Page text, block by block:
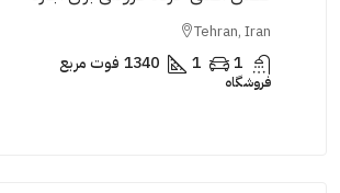
Tehran, Iran
1
1
1460 فوت مربع
فروشگاه